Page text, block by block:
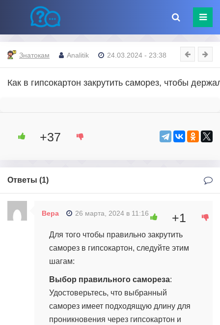
Знатокам Analitik 24.03.2024 - 23:38
Как в гипсокартон закрутить саморез, чтобы
+37
Ответы (1)
Вера 26 марта, 2024 в 11:16
Для того чтобы правильно закрутить
саморез в гипсокартон, следуйте этим
шагам:
Выбор правильного самореза:
Удостоверьтесь, что выбранный
саморез имеет подходящую длину для
проникновения через гипсокартон и
+1